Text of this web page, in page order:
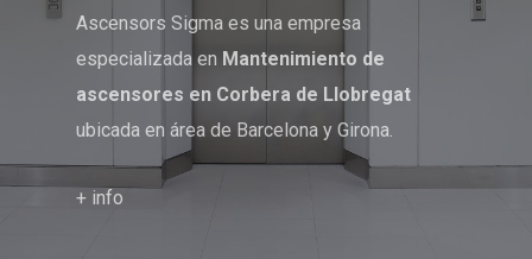
Ascensors Sigma es una empresa
especializada en Mantenimiento de
ascensores en Corbera de Llobregat
ubicada en área de Barcelona y Girona.
+ info